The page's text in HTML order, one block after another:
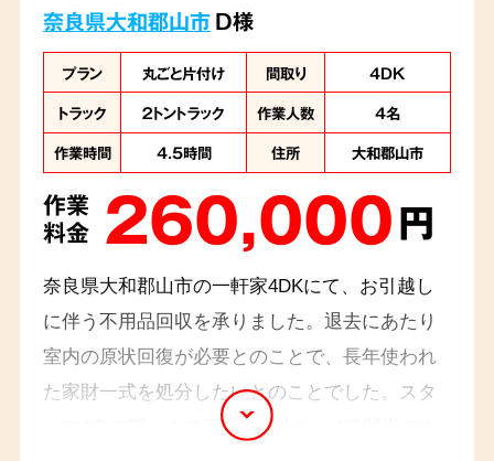
奈良県大和郡山市D様
プラン 丸ごと片付け 間取り
4DK
トラック
２トントラック 作業人数
4名
作業時間
4.5時間 住所 大和郡山市
作業
料金 260,000円
奈良県大和郡山市の一軒家4DKにて、お引越し
に伴う不用品回収を承りました。退去にあたり
室内の原状回復が必要とのことで、長年使われ
た家財一式を処分したいとのことでした。スタ
ッフ4名で隅々まで丁寧に搬出し、4時間半です